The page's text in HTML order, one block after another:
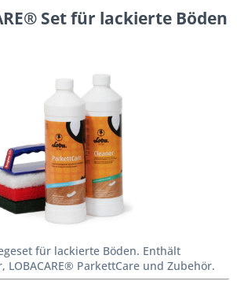
Set für lackierte Böden
für lackierte Böden. Enthält
LOBACARE® ParkettCare und Zubehör.